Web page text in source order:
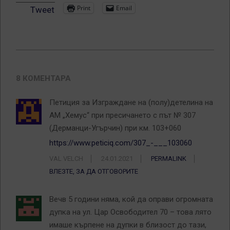
Tweet Print Email
25
8 КОМЕНТАРА
Петиция за Изграждане на (полу)детелина на
АМ „Хемус“ при пресичането с път № 307
(Дерманци-Угърчин) при км. 103+060
https://www.peticiq.com/307_-___103060
VAL VELCH 24.01.2021
PERMALINK
ВЛЕЗТЕ, ЗА ДА ОТГОВОРИТЕ
Вечв 5 години няма, кой да оправи огромната
дупка на ул. Цар Освободител 70 – това лято
имаше кърпене на дупки в близост до тази,